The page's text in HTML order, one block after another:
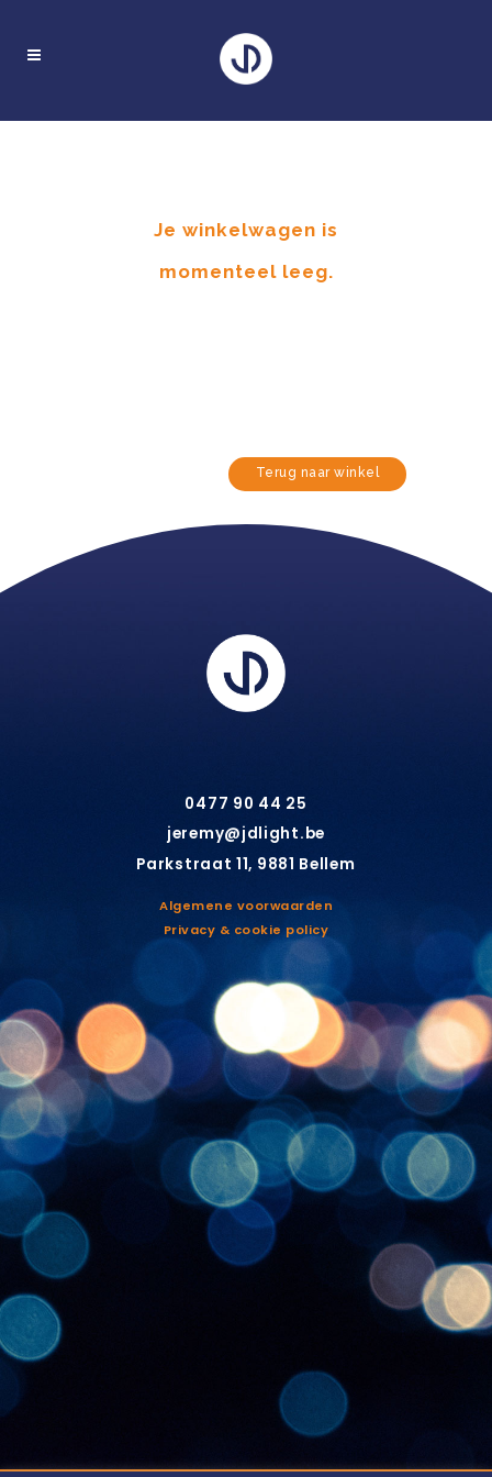
Je winkelwagen is
momenteel leeg.
Terug naar winkel
0477 90 44 25
jeremy@jdlight.be
Parkstraat 11, 9881 Bellem
Algemene voorwaarden
Privacy & cookie policy